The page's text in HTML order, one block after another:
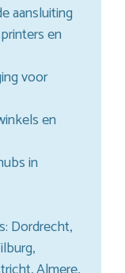
aansluiting
en
voor
en
in
Dordrecht,